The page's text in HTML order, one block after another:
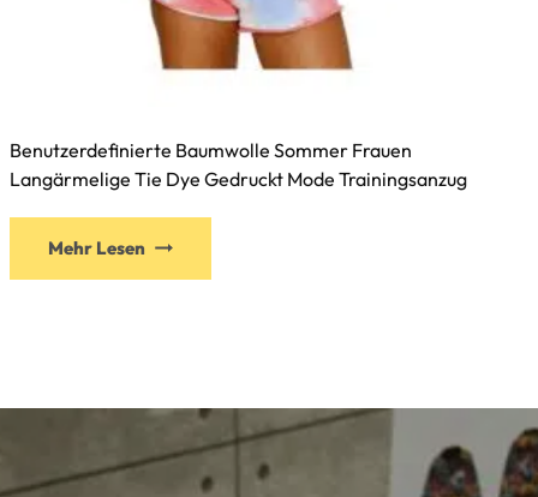
Benutzerdefinierte Baumwolle Sommer Frauen
Langärmelige Tie Dye Gedruckt Mode Trainingsanzug
Mehr Lesen